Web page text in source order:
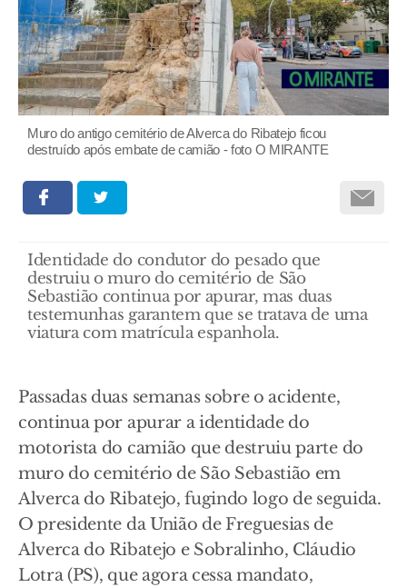
Muro do antigo cemitério de Alverca do Ribatejo ficou
destruído após embate de camião - foto O MIRANTE
Identidade do condutor do pesado que
destruiu o muro do cemitério de São
Sebastião continua por apurar, mas duas
testemunhas garantem que se tratava de uma
viatura com matrícula espanhola.
Passadas duas semanas sobre o acidente,
continua por apurar a identidade do
motorista do camião que destruiu parte do
muro do cemitério de São Sebastião em
Alverca do Ribatejo, fugindo logo de seguida.
O presidente da União de Freguesias de
Alverca do Ribatejo e Sobralinho, Cláudio
Lotra (PS), que agora cessa mandato,